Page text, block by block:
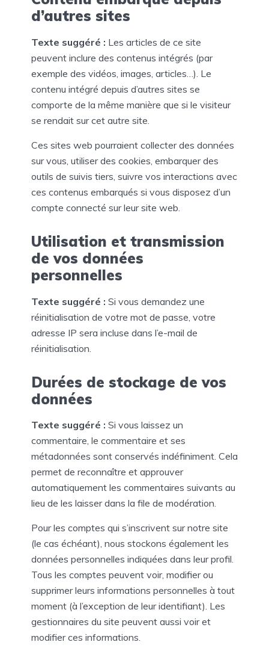
d’autres sites
Texte suggéré : Les articles de ce site
peuvent inclure des contenus intégrés (par
exemple des vidéos, images, articles…). Le
contenu intégré depuis d’autres sites se
comporte de la même manière que si le visiteur
se rendait sur cet autre site.
Ces sites web pourraient collecter des données
sur vous, utiliser des cookies, embarquer des
outils de suivis tiers, suivre vos interactions avec
ces contenus embarqués si vous disposez d’un
compte connecté sur leur site web.
Utilisation et transmission
de vos données
personnelles
Texte suggéré : Si vous demandez une
réinitialisation de votre mot de passe, votre
adresse IP sera incluse dans l’e-mail de
réinitialisation.
Durées de stockage de vos
données
Texte suggéré : Si vous laissez un
commentaire, le commentaire et ses
métadonnées sont conservés indéfiniment. Cela
permet de reconnaître et approuver
automatiquement les commentaires suivants au
lieu de les laisser dans la file de modération.
Pour les comptes qui s’inscrivent sur notre site
(le cas échéant), nous stockons également les
données personnelles indiquées dans leur profil.
Tous les comptes peuvent voir, modifier ou
supprimer leurs informations personnelles à tout
moment (à l’exception de leur identifiant). Les
gestionnaires du site peuvent aussi voir et
modifier ces informations.